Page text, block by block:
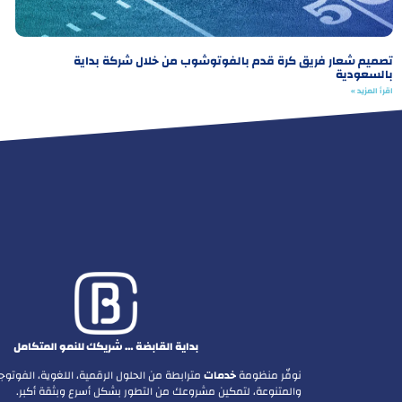
تصميم شعار فريق كرة قدم بالفوتوشوب من خلال شركة بداية
بالسعودية
اقرأ المزيد »
بداية القابضة … شريكك للنمو المتكامل
نوفّر منظومةخدماتمترابطة من الحلول الرقمية، اللغوية،
والمتنوعة، لتمكين مشروعك من التطور بشكل أسرع وبثقة أكبر.